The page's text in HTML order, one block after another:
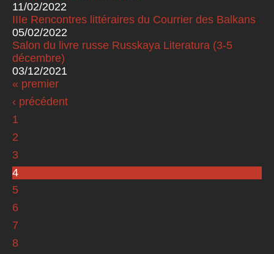
11/02/2022
IIIe Rencontres littéraires du Courrier des Balkans
05/02/2022
Salon du livre russe Russkaya Literatura (3-5
décembre)
03/12/2021
Pages
« premier
‹ précédent
1
2
3
4
5
6
7
8